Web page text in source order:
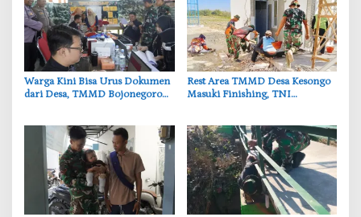
‎Warga Kini Bisa Urus Dokumen
dari Desa, TMMD Bojonegoro
‎Rest Area TMMD Desa Kesongo
Masuki Finishing, TNI